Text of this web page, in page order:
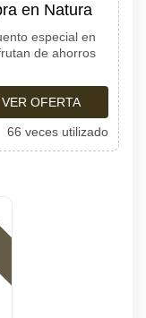
en Natura
especial en
de ahorros
VER OFERTA
66 veces utilizado